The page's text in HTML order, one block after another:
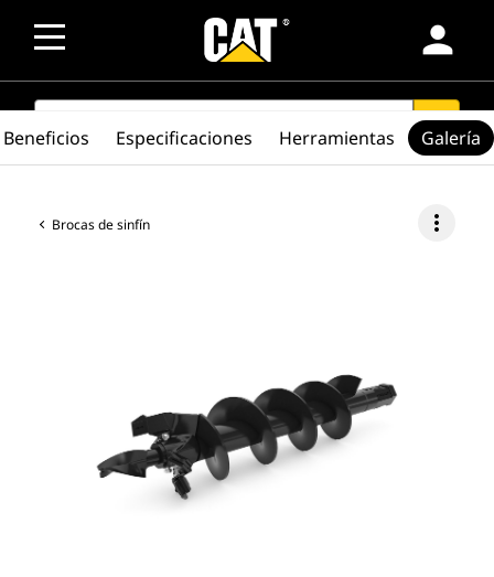
person
SEARCH search
Brocas de sinfín more_vert
Beneficios Especificaciones Herramientas Galería